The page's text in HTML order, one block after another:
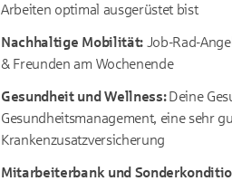
Arbeiten optimal ausgerüstet bist
Nachhaltige Mobilität:Job-Rad-
& Freunden am Wochenende
Gesundheit und Wellness:Deine
Gesundheitsmanagement, eine sehr
Krankenzusatzversicherung
Mitarbeiterbank und